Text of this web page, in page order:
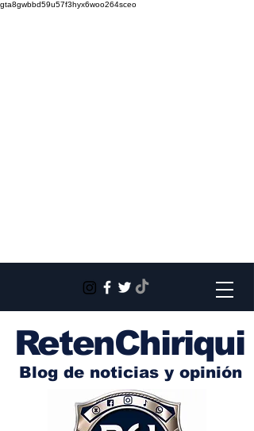
gta8gwbbd59u57f3hyx6woo264sceo
RetenChiriqui
Blog de noticias y opinión